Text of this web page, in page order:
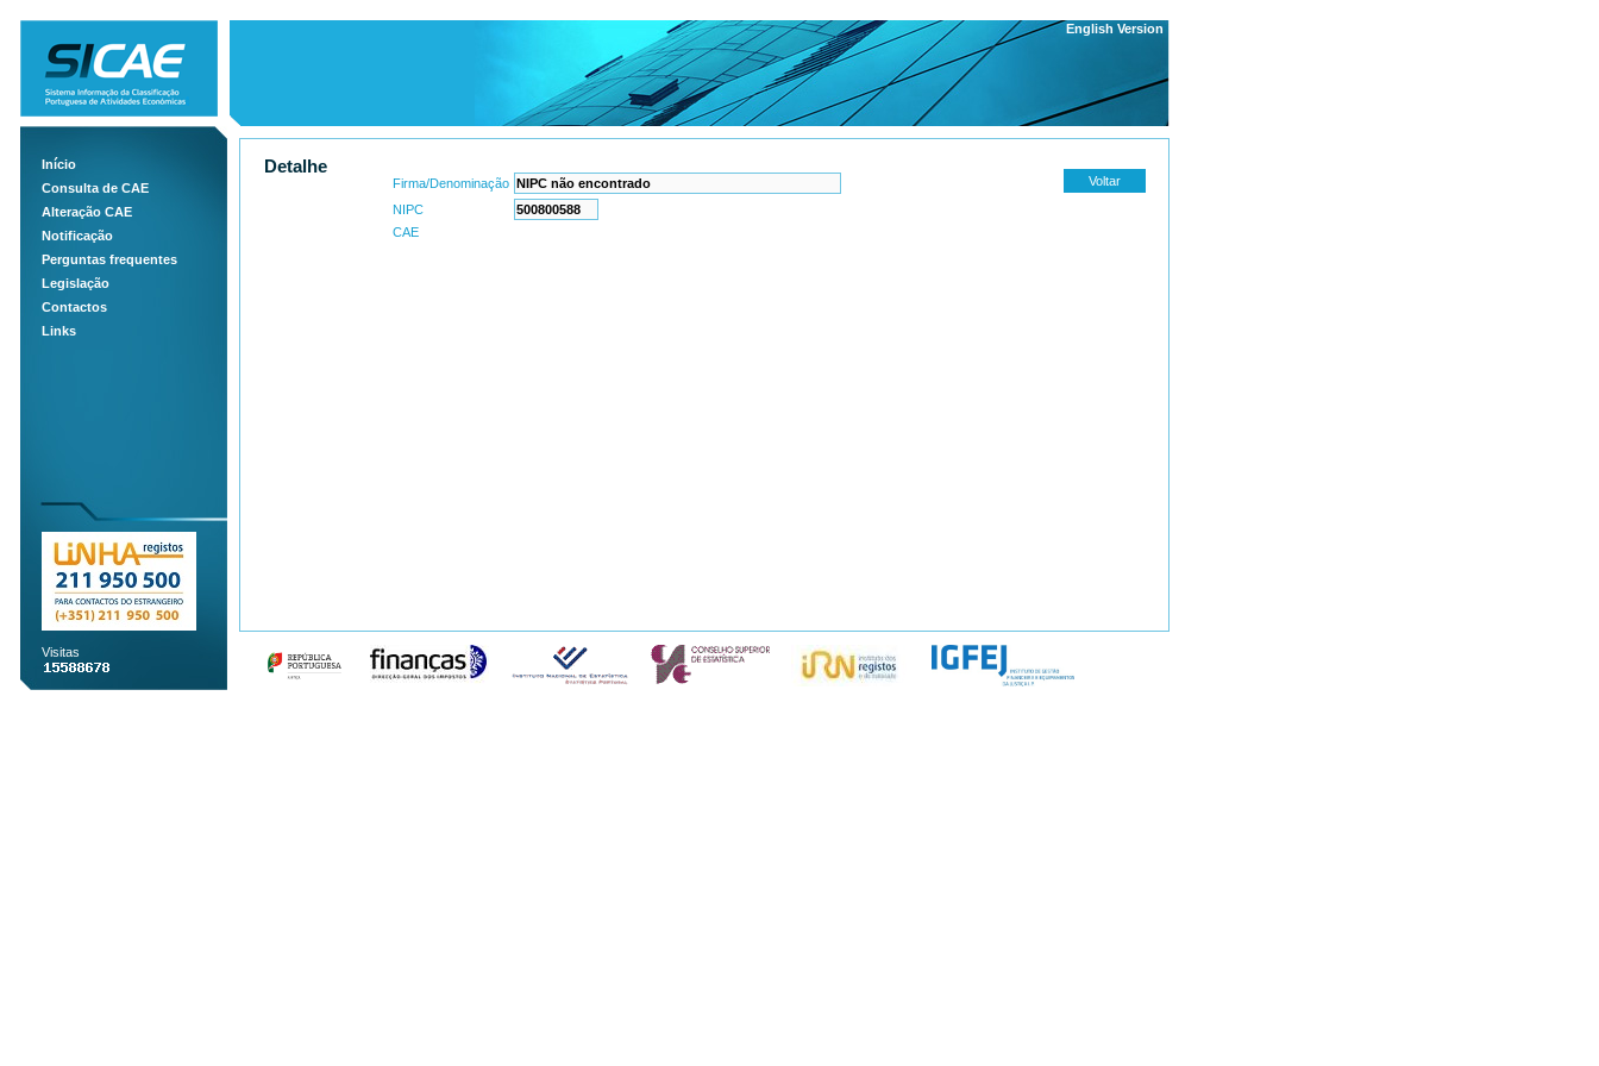
English Version
Início
Consulta de CAE
Alteração CAE
Notificação
Perguntas frequentes
Legislação
Contactos
Links
Visitas
Detalhe
Firma/Denominação
NIPC
CAE